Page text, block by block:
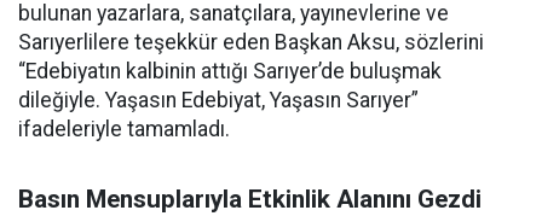
bulunan yazarlara, sanatçılara, yayınevlerine ve
Sarıyerlilere teşekkür eden Başkan Aksu, sözlerini
“Edebiyatın kalbinin attığı Sarıyer’de buluşmak
dileğiyle. Yaşasın Edebiyat, Yaşasın Sarıyer”
ifadeleriyle tamamladı.
Basın Mensuplarıyla Etkinlik Alanını Gezdi